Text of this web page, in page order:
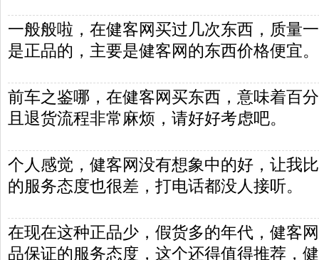
一般般啦，在健客网买过几次东西，质量
是正品的，主要是健客网的东西价格便宜。
前车之鉴哪，在健客网买东西，意味着百
且退货流程非常麻烦，请好好考虑吧。
个人感觉，健客网没有想象中的好，让我
的服务态度也很差，打电话都没人接听。
在现在这种正品少，假货多的年代，健客
品保证的服务态度，这个还得值得推荐，